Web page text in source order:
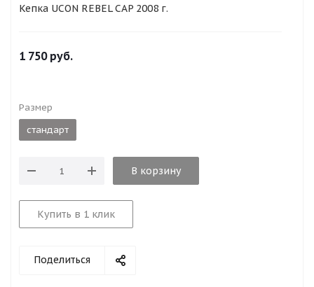
Кепка UCON REBEL CAP 2008 г.
1 750руб.
Размер
стандарт
В корзину
Купить в 1 клик
Поделиться